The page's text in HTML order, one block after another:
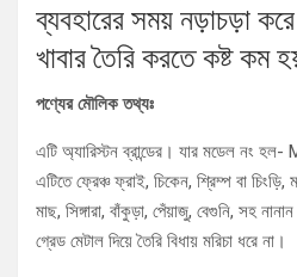
ব্যবহারের সময় নড়াচড়া
খাবার তৈরি করতে কষ্ট কম
পণ্যের মৌলিক তথ্যঃ
এটি অ্যারিস্টন ব্রান্ডের। যার মডেল নং
এটিতে ফ্রেঞ্চ ফ্রাই, চিকেন, শ্রিম্প বা
মাছ, সিঙ্গারা, বাঁকুড়া, পেঁয়াজু, বেগুনি, সহ
গ্রেড মেটাল দিয়ে তৈরি বিধায় মরিচা ধরে না।